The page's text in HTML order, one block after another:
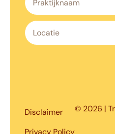
Disclaimer
Privacy Policy
© 2026 |